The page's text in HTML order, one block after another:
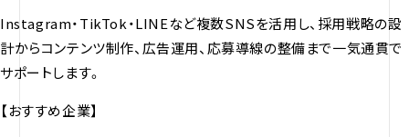
Instagram・TikTok・LINEなど複数SNSを活用し、採用戦略の設
計からコンテンツ制作、広告運用、応募導線の整備まで一気通貫で
サポートします。
【おすすめ企業】